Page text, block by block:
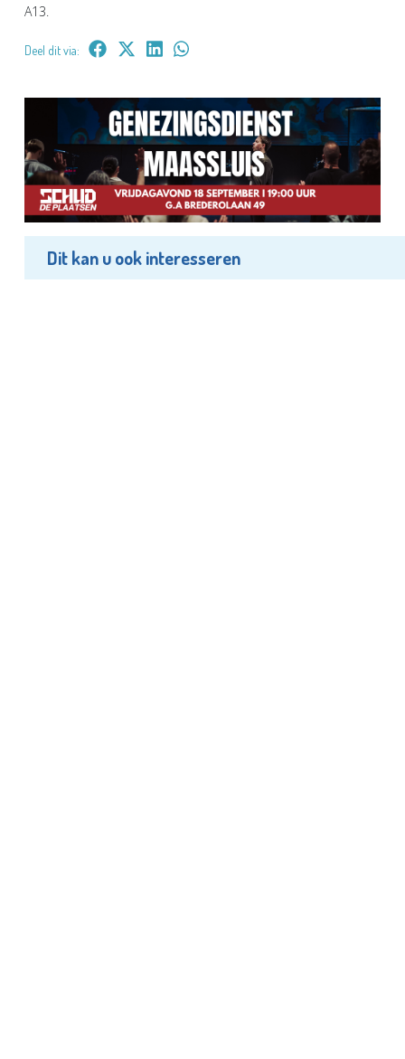
A13.
Deel dit via:
Dit kan u ook interesseren